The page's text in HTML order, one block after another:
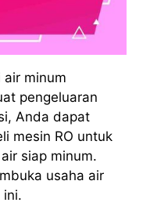
minum
pengeluaran
Anda dapat
mesin RO untuk
siap minum.
usaha air
ini.